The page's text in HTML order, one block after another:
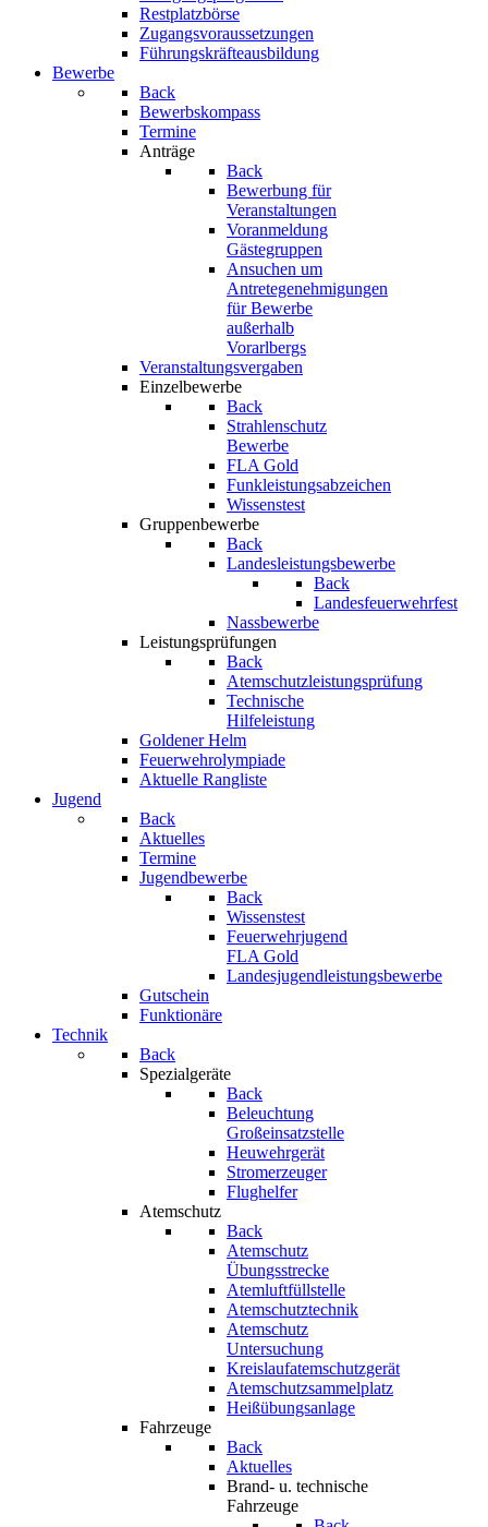
Restplatzbörse
Zugangsvoraussetzungen
Führungskräfteausbildung
Bewerbe
Back
Bewerbskompass
Termine
Anträge
Back
Bewerbung für
Veranstaltungen
Voranmeldung
Gästegruppen
Ansuchen um
Antretegenehmigungen
für Bewerbe
außerhalb
Vorarlbergs
Veranstaltungsvergaben
Einzelbewerbe
Back
Strahlenschutz
Bewerbe
FLA Gold
Funkleistungsabzeichen
Wissenstest
Gruppenbewerbe
Back
Landesleistungsbewerbe
Back
Landesfeuerwehrfest
Nassbewerbe
Leistungsprüfungen
Back
Atemschutzleistungsprüfung
Technische
Hilfeleistung
Goldener Helm
Feuerwehrolympiade
Aktuelle Rangliste
Jugend
Back
Aktuelles
Termine
Jugendbewerbe
Back
Wissenstest
Feuerwehrjugend
FLA Gold
Landesjugendleistungsbewerbe
Gutschein
Funktionäre
Technik
Back
Spezialgeräte
Back
Beleuchtung
Großeinsatzstelle
Heuwehrgerät
Stromerzeuger
Flughelfer
Atemschutz
Back
Atemschutz
Übungsstrecke
Atemluftfüllstelle
Atemschutztechnik
Atemschutz
Untersuchung
Kreislaufatemschutzgerät
Atemschutzsammelplatz
Heißübungsanlage
Fahrzeuge
Back
Aktuelles
Brand- u. technische
Fahrzeuge